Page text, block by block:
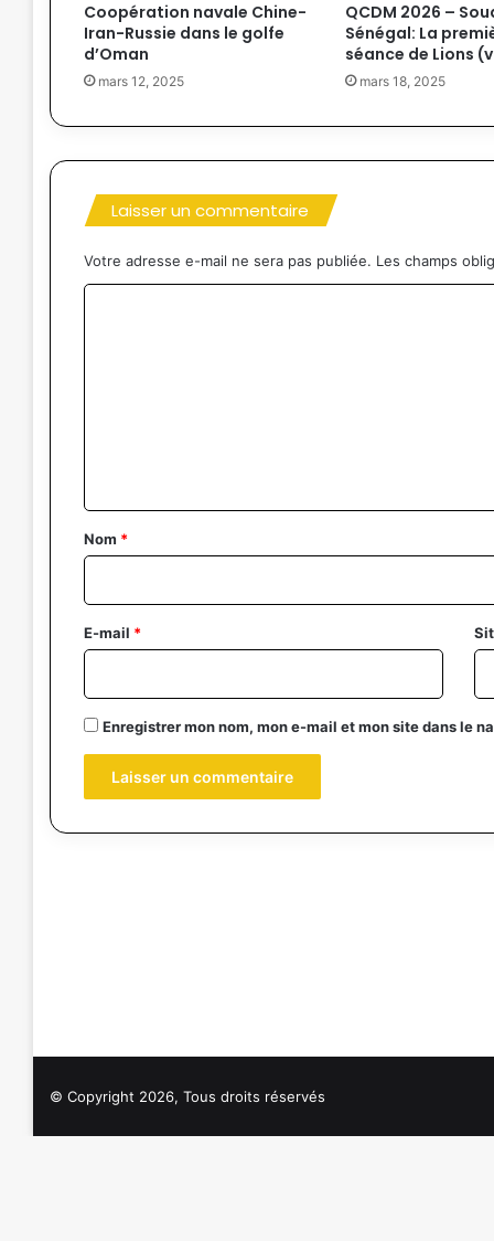
Coopération navale Chine-
Iran-Russie dans le golfe
d’Oman
mars 12, 2025
QCDM 2026 –
Sénégal: La
séance de Lions
mars 18, 2025
Laisser un commentaire
Votre adresse e-mail ne sera pas publiée. Les champs
a
i
r
e
Nom *
E-mail *
Enregistrer mon nom, mon e-mail et mon site dans le
© Copyright 2026, Tous droits réservés